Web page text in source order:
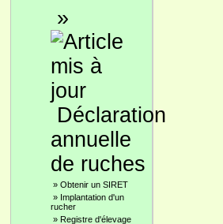
»
Déclaration
annuelle
de ruches
» Obtenir un SIRET
» Implantation d'un
rucher
» Registre d'élevage